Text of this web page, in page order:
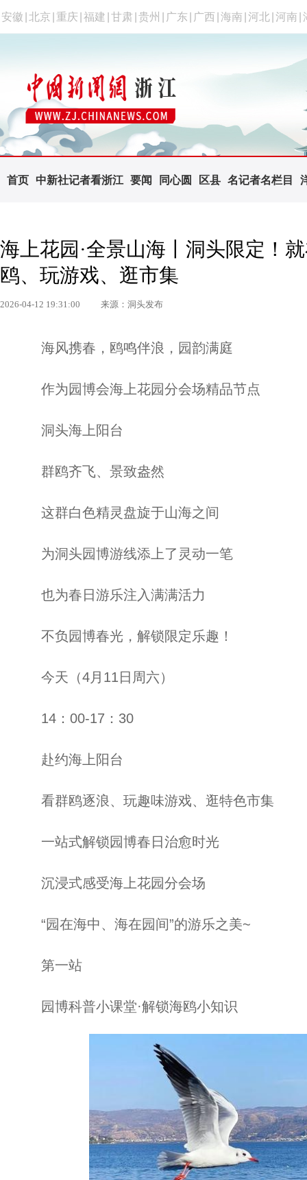
安徽 北京 重庆 福建 甘肃 贵州 广东 广西 海南 河北 河南
首页 中新社记者看浙江 要闻 同心圆 区县 名记者名栏目
海上花园·全景山海丨洞头限定！
鸥、玩游戏、逛市集
2026-04-12 19:31:00 来源：洞头发布
海风携春，鸥鸣伴浪，园韵满庭
作为园博会海上花园分会场精品节点
洞头海上阳台
群鸥齐飞、景致盎然
这群白色精灵盘旋于山海之间
为洞头园博游线添上了灵动一笔
也为春日游乐注入满满活力
不负园博春光，解锁限定乐趣！
今天（4月11日周六）
14：00-17：30
赴约海上阳台
看群鸥逐浪、玩趣味游戏、逛特色市集
一站式解锁园博春日治愈时光
沉浸式感受海上花园分会场
“园在海中、海在园间”的游乐之美~
第一站
园博科普小课堂·解锁海鸥小知识